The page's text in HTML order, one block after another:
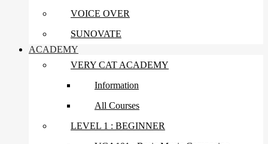
VOICE OVER
SUNOVATE
ACADEMY
VERY CAT ACADEMY
Information
All Courses
LEVEL 1 : BEGINNER